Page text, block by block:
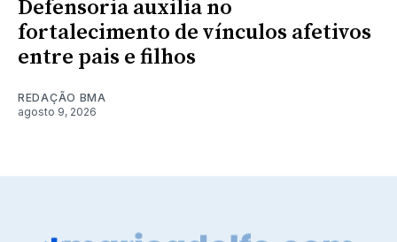
Defensoria auxilia no
fortalecimento de vínculos afetivos
entre pais e filhos
REDAÇÃO BMA
agosto 9, 2026